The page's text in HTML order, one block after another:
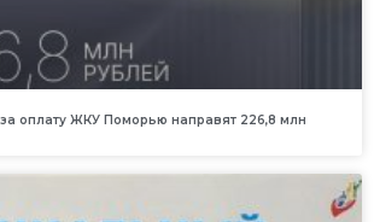
оплату ЖКУ Поморью направят 226,8 млн